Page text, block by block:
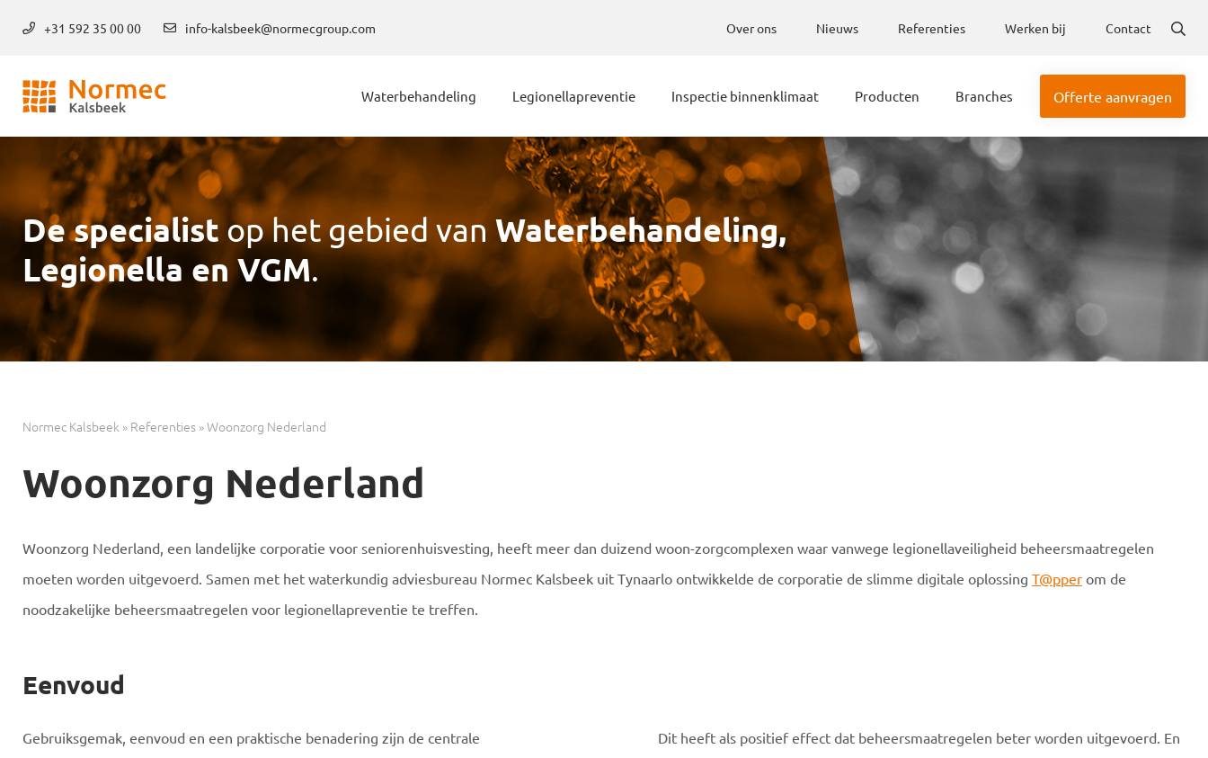
+31 592 35 00 00 info-kalsbeek@normecgroup.com Over ons Nieuws Referenties Werken bij Contact
Waterbehandeling Legionellapreventie Inspectie binnenklimaat Producten Branches Offerte aanvragen
De specialist op het gebied van Waterbehandeling,
Legionella en VGM.
Normec Kalsbeek » Referenties »Woonzorg Nederland
Woonzorg Nederland
Woonzorg Nederland, een landelijke corporatie voor seniorenhuisvesting, heeft meer dan duizend woon-zorgcomplexen waar vanwege legionellaveiligheid beheersmaatregelen
moeten worden uitgevoerd. Samen met het waterkundig adviesbureau Normec Kalsbeek uit Tynaarlo ontwikkelde de corporatie de slimme digitale oplossing T@pper om de
noodzakelijke beheersmaatregelen voor legionellapreventie te treffen.
Eenvoud
Gebruiksgemak, eenvoud en een praktische benadering zijn de centrale
Dit heeft als positief effect dat beheersmaatregelen beter worden uitgevoerd. En